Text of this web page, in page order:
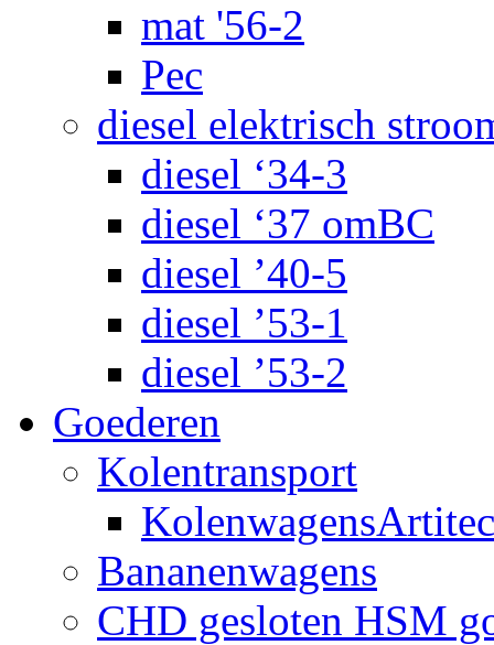
mat '56-2
Pec
diesel elektrisch
diesel ‘34-3
diesel ‘37 omBC
diesel ’40-5
diesel ’53-1
diesel ’53-2
Goederen
Kolentransport
KolenwagensArtitec
Bananenwagens
CHD gesloten HSM